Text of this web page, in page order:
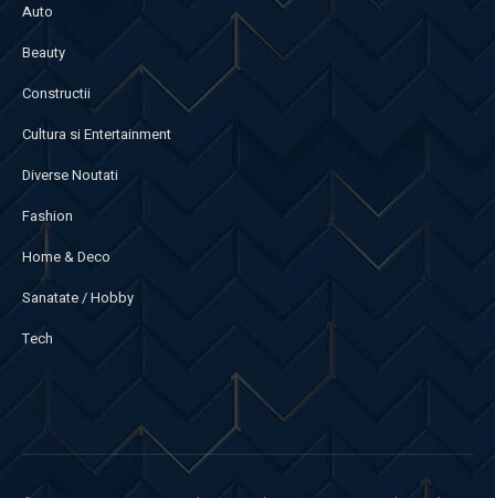
Auto
Beauty
Constructii
Cultura si Entertainment
Diverse Noutati
Fashion
Home & Deco
Sanatate / Hobby
Tech